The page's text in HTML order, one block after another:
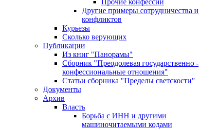
Прочие конфессии
Другие примеры сотрудничества и
конфликтов
Курьезы
Сколько верующих
Публикации
Из книг "Панорамы"
Сборник "Преодолевая государственно -
конфессиональные отношения"
Статьи сборника "Пределы светскости"
Документы
Архив
Власть
Борьба с ИНН и другими
машиночитаемыми кодами